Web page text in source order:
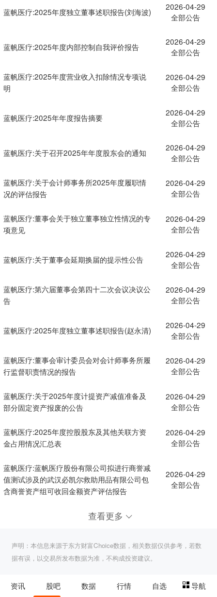
蓝帆医疗:2025年度独立董事述职报告(刘海波)
2026-04-29
全部公告
蓝帆医疗:2025年度内部控制自我评价报告
2026-04-29
全部公告
蓝帆医疗:2025年度营业收入扣除情况专项说
明
2026-04-29
全部公告
蓝帆医疗:2025年年度报告摘要
2026-04-29
全部公告
蓝帆医疗:关于召开2025年年度股东会的通知
2026-04-29
全部公告
蓝帆医疗:关于会计师事务所2025年度履职情
况的评估报告
2026-04-29
全部公告
蓝帆医疗:董事会关于独立董事独立性情况的专
项意见
2026-04-29
全部公告
蓝帆医疗:关于董事会延期换届的提示性公告
2026-04-29
全部公告
蓝帆医疗:第六届董事会第四十二次会议决议公
告
2026-04-29
全部公告
蓝帆医疗:2025年度独立董事述职报告(赵永清)
2026-04-29
全部公告
蓝帆医疗:董事会审计委员会对会计师事务所履
行监督职责情况的报告
2026-04-29
全部公告
蓝帆医疗:关于2025年度计提资产减值准备及
部分固定资产报废的公告
2026-04-29
全部公告
蓝帆医疗:2025年度控股股东及其他关联方资
金占用情况汇总表
2026-04-29
全部公告
蓝帆医疗:蓝帆医疗股份有限公司拟进行商誉减
值测试涉及的武汉必凯尔救助用品有限公司包
含商誉资产组可收回金额资产评估报告
2026-04-29
全部公告
查看更多
声明：本信息来源于东方财富Choice数据，相关数据仅供参考，若数
据有误，以交易所发布数据为准，不构成投资建议。
资讯 股吧 数据 行情 自选
导航